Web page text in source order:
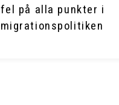
fel på alla punkter i
migrationspolitiken